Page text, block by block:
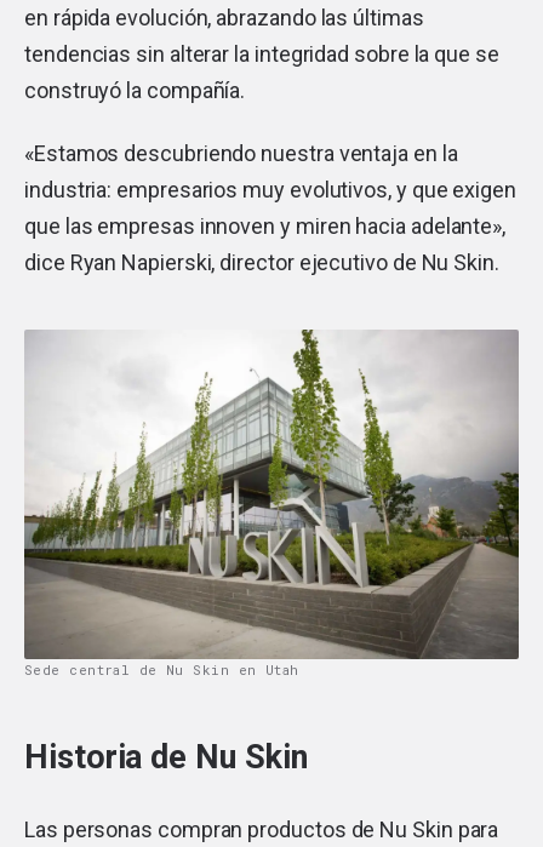
en rápida evolución, abrazando las últimas
tendencias sin alterar la integridad sobre la que se
construyó la compañía.
«Estamos descubriendo nuestra ventaja en la
industria: empresarios muy evolutivos, y que exigen
que las empresas innoven y miren hacia adelante»,
dice Ryan Napierski, director ejecutivo de Nu Skin.
Sede central de Nu Skin en Utah
Historia de Nu Skin
Las personas compran productos de Nu Skin para